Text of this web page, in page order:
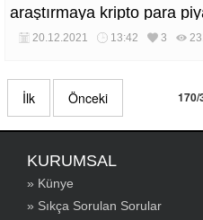
araştırmaya kripto para
nedeniyle bir yıl içerisinde
yaşandı.
20.12.2021 13:42 3
İlk Önceki 170/
KURUMSAL
» Künye
» Sıkça Sorulan Sorular